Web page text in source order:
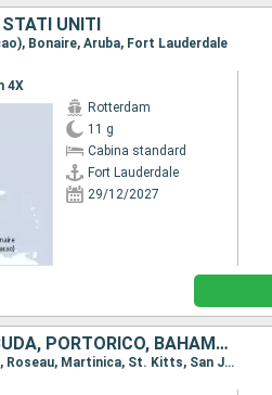
UNITI
Bonaire, Aruba, Fort Lauderdale
4X
Rotterdam
11 g
Cabina standard
Fort Lauderdale
29/12/2027
SAINT MARTIN, DOMINICA, MARTINICA, ANTIGUA E BARBUDA, PORTORICO, BAHAMAS, GIAMAICA, ISOLE CAYMAN, HONDURAS, BELIZE, MESSICO, STATI UNITI
Itinerario : Fort Lauderdale, Saint Martin (Antilles Néerlandaises), Antigua, Roseau, Martinica, St. Kitts, San Juan, Half Moon Cay, Fort Lauderdale, Half Moon Cay, Falmouth, Grand Cayman, Mahogany Bay, Belize City, Cozumel, Fort Lauderdale